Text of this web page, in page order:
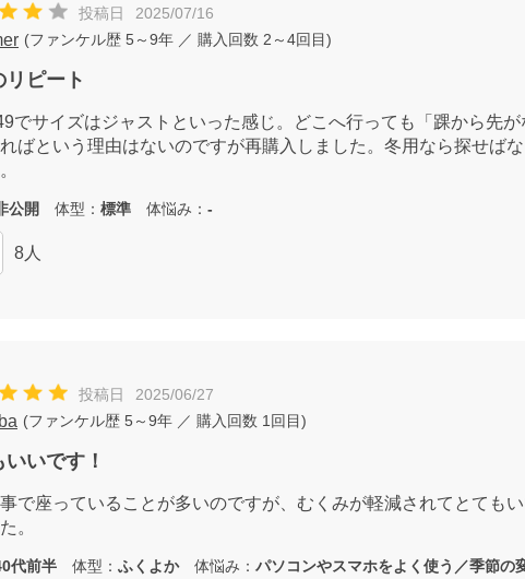
投稿日 2025/07/16
(ファンケル歴 5～9年 ／ 購入回数 2～4回目)
リピート
でサイズはジャストといった感じ。どこへ行っても「踝から先
ばという理由はないのですが再購入しました。冬用なら探せば
公開 体型： 標準 体悩み： -
8 人
投稿日 2025/06/27
(ファンケル歴 5～9年 ／ 購入回数 1回目)
いいです！
で座っていることが多いのですが、むくみが軽減されてとても
。
代前半 体型： ふくよか体悩み： パソコンやスマホをよく使う／季節の